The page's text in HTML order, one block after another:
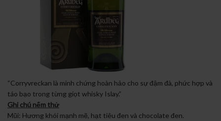
“Corryvreckan là minh chứng hoàn hảo cho sự đậm đà, phức hợp và
táo bạo trong từng giọt whisky Islay.”
Ghi chú nếm thử
Mũi: Hương khói mạnh mẽ, hạt tiêu đen và chocolate đen.